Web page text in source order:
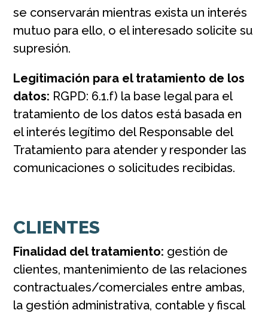
se conservarán mientras exista un interés
mutuo para ello, o el interesado solicite su
supresión.
Legitimación para el tratamiento de los
datos: RGPD: 6.1.f) la base legal para el
tratamiento de los datos está basada en
el interés legítimo del Responsable del
Tratamiento para atender y responder las
comunicaciones o solicitudes recibidas.
CLIENTES
Finalidad del tratamiento: gestión de
clientes, mantenimiento de las relaciones
contractuales/comerciales entre ambas,
la gestión administrativa, contable y fiscal